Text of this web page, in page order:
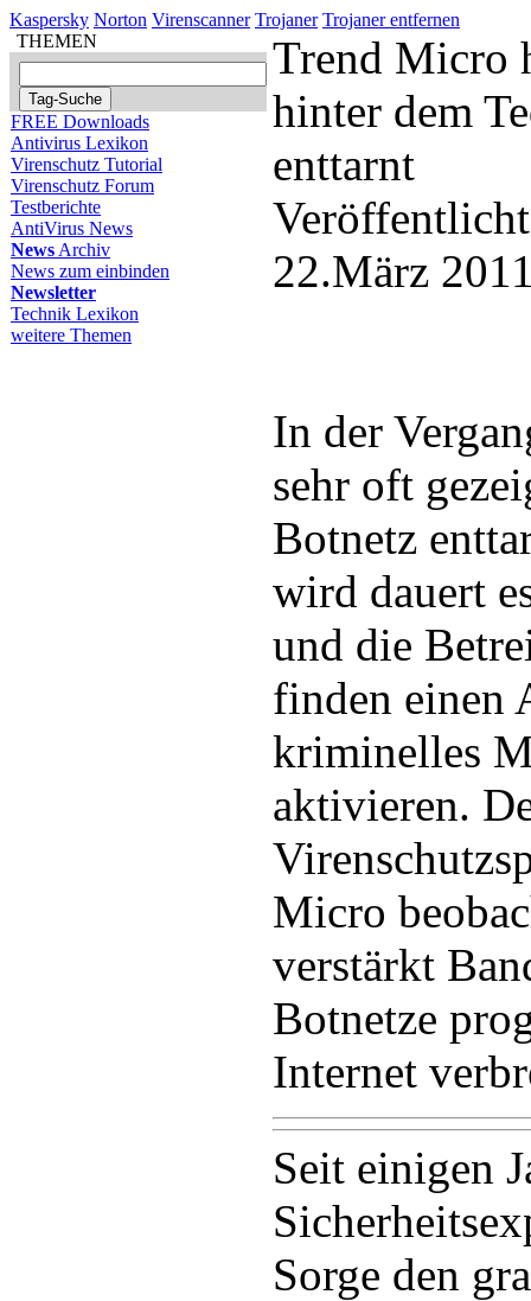
Kaspersky Norton Virenscanner Trojaner Trojaner entfernen
THEMEN
FREE Downloads
Antivirus Lexikon
Virenschutz Tutorial
Virenschutz Forum
Testberichte
AntiVirus News
News Archiv
News zum einbinden
Newsletter
Technik Lexikon
weitere Themen
Trend Micro
hinter dem
enttarnt
22.März
In der
sehr oft
Botnetz
wird dauert
und die
finden einen
kriminelles
aktivieren.
Micro
verstärkt
Botnetze
Internet
Seit einigen
Sorge den